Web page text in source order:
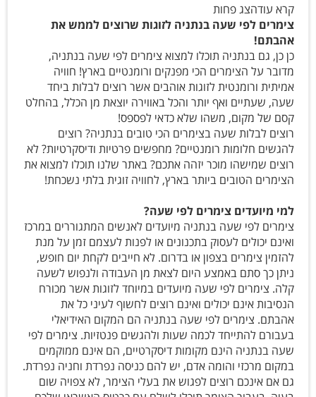
קרא עודהצג פחות
צימרים לפי שעה בנתניה לזוגות שרוצים לממש את
אהבתם!
כן כן, גם בנתניה תוכלו למצוא צימרים לפי שעה בנתניה,
מדובר על הצימרים הכי מפנקים ורומנטיים בארץ! חוויה
אמיתית ורומנטית לזוגות אוהבים אשר רוצים לבלות ביחד
שעה, שעתיים ואף יותר והכל באווירה יוצאת מן הכלל, בהחלט
קסם של מקום, משהו שלא כדאי לפספס!
רוצים לבלות שעה בצימרים הכי טובים בנתניה? רוצים
להגשים חלומות רומנטיים? מחפשים פרטיות ודיסקרטיות? לא
רוצים שמישהו מוכר יזהה אתכם? באתר שלנו תוכלו למצוא את
הצימרים הטובים ביותר בארץ, לחוויה זוגית בלתי נשכחת!
למי מיועדים צימרים לפי שעה?
צימרים לפי שעה בנתניה מיועדים לאנשים המתגוררים במרכז
ואינם יכולים לעסוק בתכנונים או לפנות לעצמם זמן על מנת
להזמין צימרים בצפון או בדרום. לא חייבים לקחת יום חופש,
ניתן כך סתם באמצע היום לצאת מן העבודה ולנפוש לשעה
קלה. צימרים לפי שעה מיועדים במיוחד לזוגות אשר מכורח
הנסיבות אינם יכולים ואינם רוצים לחשוף לעיני כל את
אהבתם. צימרים לפי שעה בנתניה הם המקום האידיאלי
בעבורם להתייחד לכמה שעות ולהגשים פנטזיות. צימרים לפי
שעה בנתניה הינם מקומות דיסקרטיים, הם אינם ממוקמים
במקום מרכזי והומה אדם, יש להם כניסה נפרדת וחניה נפרדת.
גם אם אינכם רוצים לפגוש את בעלי הצימר, לא צפויה שום